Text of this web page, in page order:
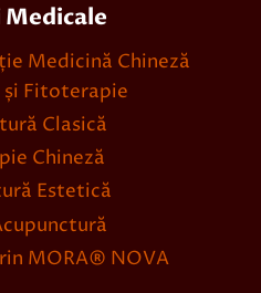
Medicale
Medicină Chineză
Fitoterapie
Clasică
Chineză
Estetică
MORA® NOVA